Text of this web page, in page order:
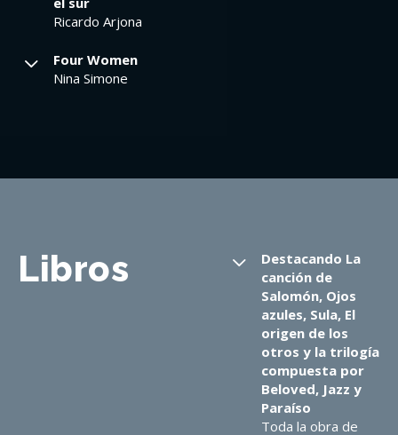
Ricardo Arjona
Four Women
Nina Simone
Libros
Destacando La
canción de
Salomón, Ojos
azules, Sula, El
origen de los
otros y la trilogía
compuesta por
Beloved, Jazz y
Paraíso
Toda la obra de